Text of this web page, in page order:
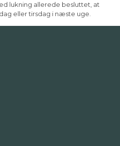
lukning allerede besluttet, at
eller tirsdag i næste uge.